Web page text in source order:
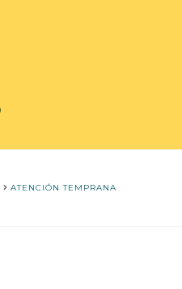
ATENCIÓN TEMPRANA